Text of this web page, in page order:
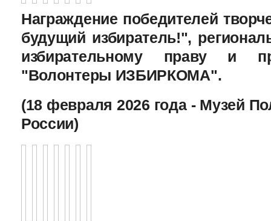
Награждение победителей
будущий избиратель!",
избирательному праву и
"Волонтеры ИЗБИРКОМА".
(18 февраля 2026 года - Музей
России)